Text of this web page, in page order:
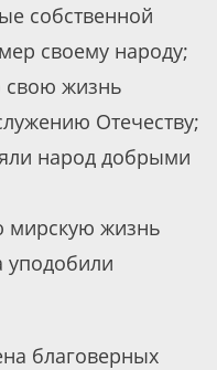
собственной
своему народу;
свою жизнь
Отечеству;
народ добрыми
мирскую жизнь
уподобили
благоверных